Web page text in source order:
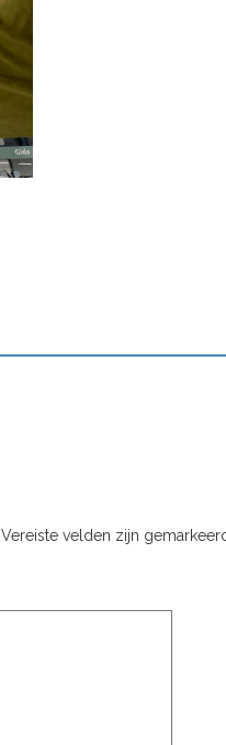
Vereiste velden zijn